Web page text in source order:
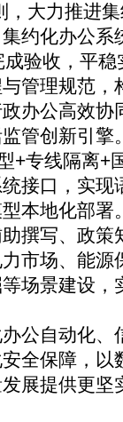
， 大力推进
约化办公
成验收 ， 平稳
管理规范，
办公高效协
管创新引擎
+专线隔离+
接口，实
本地化部署
撰写、政
市场、能
场景建设，
公自动化
全保障，以
展提供更坚